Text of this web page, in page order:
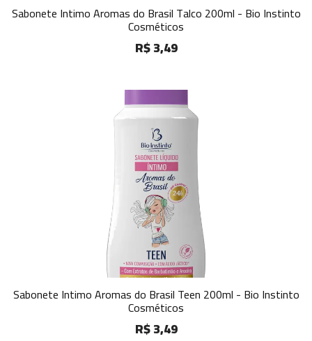
Sabonete Intimo Aromas do Brasil Talco 200ml - Bio Instinto
Cosméticos
R$ 3,49
Sabonete Intimo Aromas do Brasil Teen 200ml - Bio Instinto
Cosméticos
R$ 3,49